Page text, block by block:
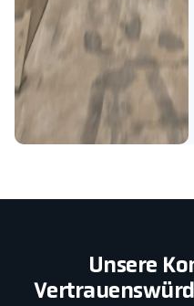
Unsere